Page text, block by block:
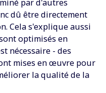
par d'autres
dû être directement
Cela s'explique aussi
optimisés en
nécessaire - des
mises en œuvre pour
la qualité de la